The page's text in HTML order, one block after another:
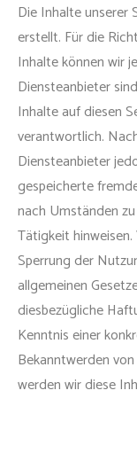
Die Inhalte
erstellt. Für die
Inhalte können wir
Diensteanbieter
Inhalte auf diesen
verantwortlich.
Diensteanbieter
gespeicherte
nach Umständen
Tätigkeit
Sperrung der
allgemeinen
diesbezügliche
Kenntnis einer
Bekanntwerden
werden wir diese